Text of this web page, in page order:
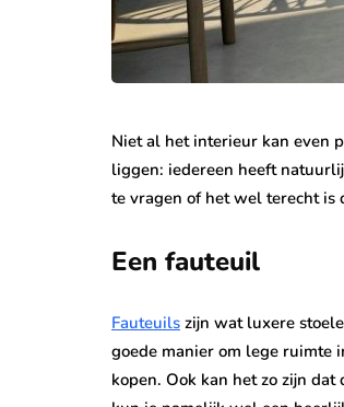
Niet al het interieur kan even
liggen: iedereen heeft
te vragen of het wel terecht is
Een fauteuil
Fauteuils zijn wat luxere
goede manier om lege ruimte
kopen. Ook kan het zo zijn